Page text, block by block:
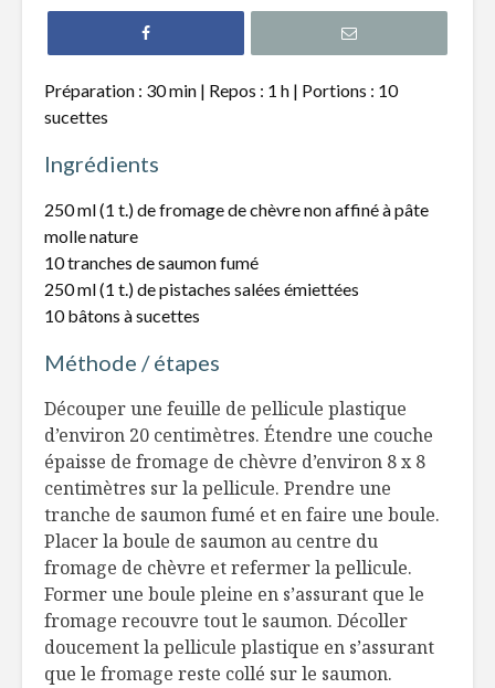
Préparation : 30 min | Repos : 1 h | Portions : 10
sucettes
Ingrédients
250 ml (1 t.) de fromage de chèvre non affiné à pâte
molle nature
10 tranches de saumon fumé
250 ml (1 t.) de pistaches salées émiettées
10 bâtons à sucettes
Méthode / étapes
Découper une feuille de pellicule plastique
d’environ 20 centimètres. Étendre une couche
épaisse de fromage de chèvre d’environ 8 x 8
centimètres sur la pellicule. Prendre une
tranche de saumon fumé et en faire une boule.
Placer la boule de saumon au centre du
fromage de chèvre et refermer la pellicule.
Former une boule pleine en s’assurant que le
fromage recouvre tout le saumon. Décoller
doucement la pellicule plastique en s’assurant
que le fromage reste collé sur le saumon.
cheddar fort
Roulade de
saumon fumé,
Salade de
Pêches rôties sur
fouetté au miel
Les producteurs de
Passionnés et
déterminés comme
au premier jour
10 suggestions
pour recevoir sans
mauvaises
surprises à Noël
(bonne)